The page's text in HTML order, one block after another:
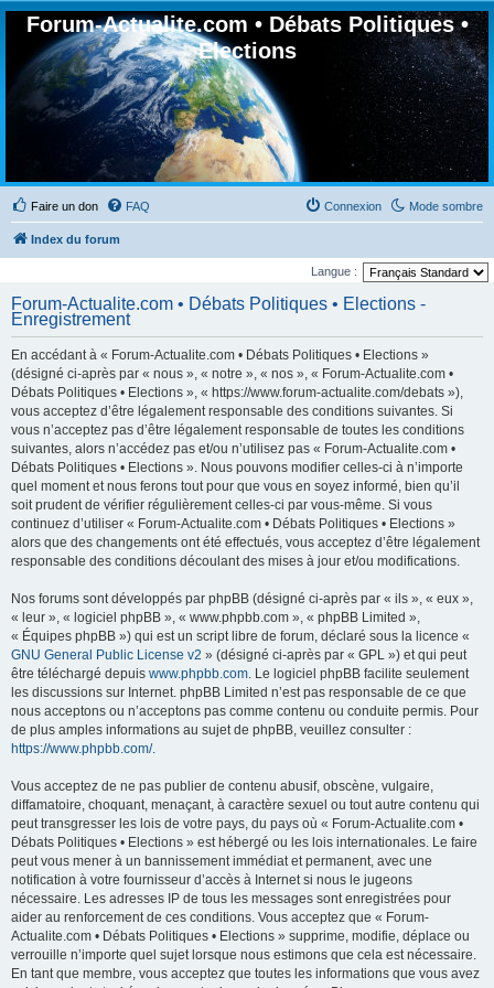
Forum-Actualite.com • Débats Politiques •
Elections
Faire un don Mode sombre
FAQ Connexion
Index du forum
Langue :
Forum-Actualite.com • Débats Politiques • Elections -
Enregistrement
En accédant à « Forum-Actualite.com • Débats Politiques • Elections »
(désigné ci-après par « nous », « notre », « nos », « Forum-Actualite.com •
Débats Politiques • Elections », « https://www.forum-actualite.com/debats »),
vous acceptez d’être légalement responsable des conditions suivantes. Si
vous n’acceptez pas d’être légalement responsable de toutes les conditions
suivantes, alors n’accédez pas et/ou n’utilisez pas « Forum-Actualite.com •
Débats Politiques • Elections ». Nous pouvons modifier celles-ci à n’importe
quel moment et nous ferons tout pour que vous en soyez informé, bien qu’il
soit prudent de vérifier régulièrement celles-ci par vous-même. Si vous
continuez d’utiliser « Forum-Actualite.com • Débats Politiques • Elections »
alors que des changements ont été effectués, vous acceptez d’être légalement
responsable des conditions découlant des mises à jour et/ou modifications.
Nos forums sont développés par phpBB (désigné ci-après par « ils », « eux »,
« leur », « logiciel phpBB », « www.phpbb.com », « phpBB Limited »,
« Équipes phpBB ») qui est un script libre de forum, déclaré sous la licence «
GNU General Public License v2 » (désigné ci-après par « GPL ») et qui peut
être téléchargé depuis www.phpbb.com. Le logiciel phpBB facilite seulement
les discussions sur Internet. phpBB Limited n’est pas responsable de ce que
nous acceptons ou n’acceptons pas comme contenu ou conduite permis. Pour
de plus amples informations au sujet de phpBB, veuillez consulter :
https://www.phpbb.com/.
Vous acceptez de ne pas publier de contenu abusif, obscène, vulgaire,
diffamatoire, choquant, menaçant, à caractère sexuel ou tout autre contenu qui
peut transgresser les lois de votre pays, du pays où « Forum-Actualite.com •
Débats Politiques • Elections » est hébergé ou les lois internationales. Le faire
peut vous mener à un bannissement immédiat et permanent, avec une
notification à votre fournisseur d’accès à Internet si nous le jugeons
nécessaire. Les adresses IP de tous les messages sont enregistrées pour
aider au renforcement de ces conditions. Vous acceptez que « Forum-
Actualite.com • Débats Politiques • Elections » supprime, modifie, déplace ou
verrouille n’importe quel sujet lorsque nous estimons que cela est nécessaire.
En tant que membre, vous acceptez que toutes les informations que vous avez